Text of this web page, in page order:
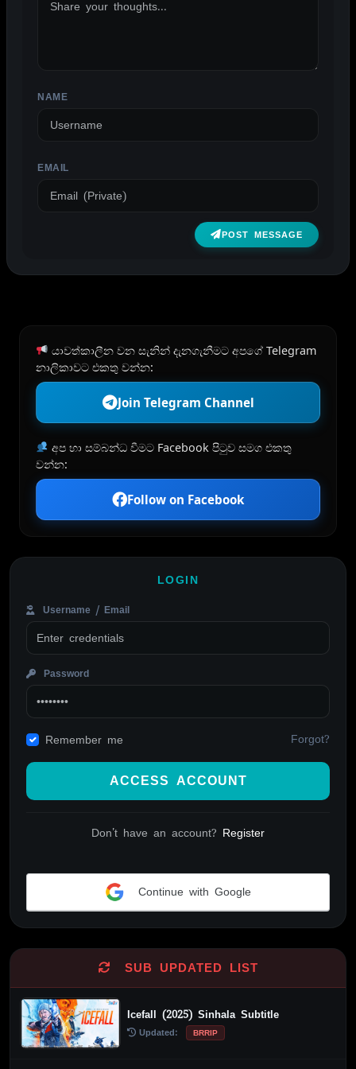
NAME
EMAIL
POST MESSAGE
යාවත්කාලීන වන සැනින් දැනගැනීමට අපගේ Telegram
නාලිකාවට එකතු වන්න:
Join Telegram Channel
අප හා සම්බන්ධ වීමට Facebook පිටුව සමග එකතු
වන්න:
Follow on Facebook
LOGIN
Username / Email
Password
Remember me Forgot?
ACCESS ACCOUNT
Don't have an account? Register
Continue with Google
SUB UPDATED LIST
Icefall (2025) Sinhala Subtitle
Updated: BRRIP